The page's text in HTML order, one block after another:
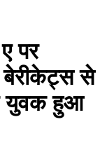
पर
बेरीकेट्स से
युवक हुआ